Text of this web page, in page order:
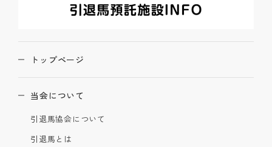
トップページ
当会について
引退馬協会について
引退馬とは